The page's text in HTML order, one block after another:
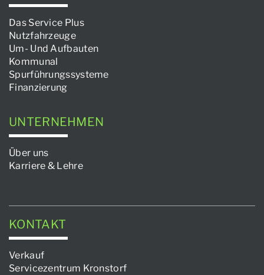
Das Service Plus
Nutzfahrzeuge
Um- Und Aufbauten
Kommunal
Spurführungssysteme
Finanzierung
UNTERNEHMEN
Über uns
Karriere & Lehre
KONTAKT
Verkauf
Servicezentrum Kronstorf